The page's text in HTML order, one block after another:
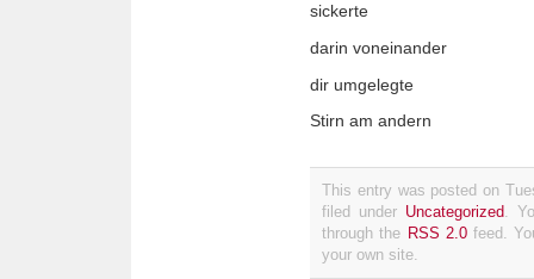
sickerte
darin voneinander
dir umgelegte
Stirn am andern
This entry was posted on
filed under Uncategorized.
through the RSS 2.0feed.
your own site.